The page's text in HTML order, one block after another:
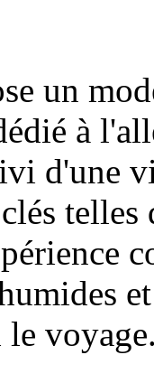
un
à
d'une
le